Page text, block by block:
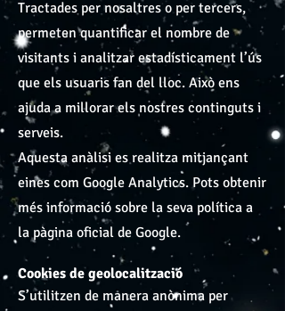
Tractades per nosaltres o per tercers,
permeten quantificar el nombre de
visitants i analitzar estadísticament l’ús
que els usuaris fan del lloc. Això ens
ajuda a millorar els nostres continguts i
serveis.
Aquesta anàlisi es realitza mitjançant
eines com Google Analytics. Pots obtenir
més informació sobre la seva política a
la pàgina oficial de Google.
Cookies de geolocalització
S’utilitzen de manera anònima per